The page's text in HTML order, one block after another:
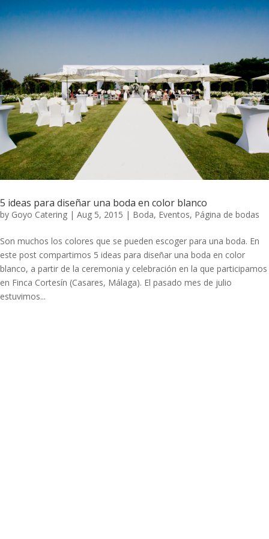
5 ideas para diseñar una boda en color blanco
by Goyo Catering | Aug 5, 2015 | Boda, Eventos, Página de bodas
Son muchos los colores que se pueden escoger para una boda. En
este post compartimos 5 ideas para diseñar una boda en color
blanco, a partir de la ceremonia y celebración en la que participamos
en Finca Cortesín (Casares, Málaga). El pasado mes de julio
estuvimos...